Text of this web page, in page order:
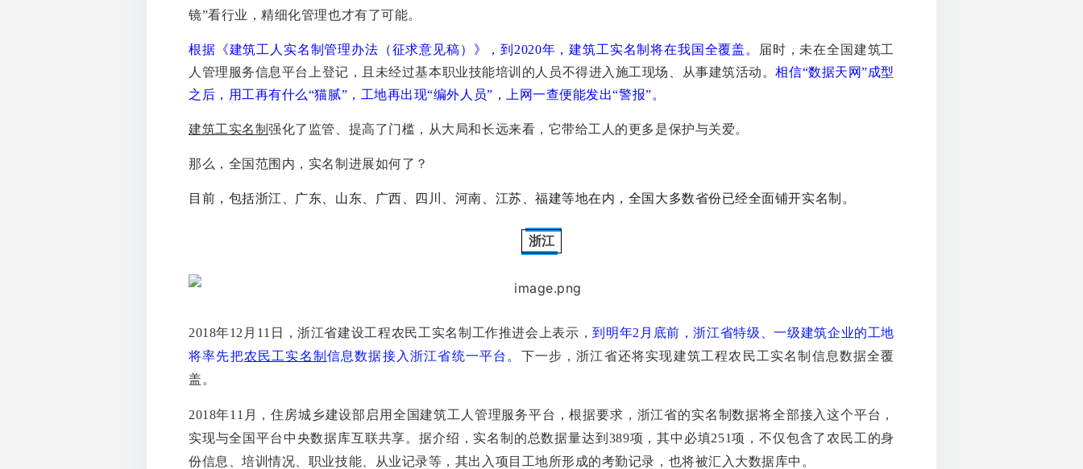
镜”看行业，精细化管理也才有了可能。
根据 《建筑工人实名制管理办法（征求意见稿）》，到2020年，建筑工实名制将在我国全覆盖。
届时，未在全国建筑工
人管理服务信息平台上登记，且未经过基本职业技能培训的人员不得进入施工现场、从事建筑活动。相信“数据天网”成型
之后，用工再有什么“猫腻”，工地再出现“编外人员”，上网一查便能发出“警报”。
建筑工实名制强化了监管、提高了门槛，从大局和长远来看，它带给工人的更多是保护与关爱。
那么，全国范围内，实名制进展如何了？
目前，包括浙江、广东、山东、广西、四川、河南、江苏、福建等地在内，全国大多数省份已经全面铺开实名制。
浙江
2018年12月11日，浙江省建设工程农民工实名制工作推进会上表示，到明年2月底前，浙江省特级、一级建筑企业的工地
将率先把农民工实名制 信息数据接入浙江省统一平台。 下一步，浙江省还将实现建筑工程农民工实名制信息数据全覆
盖。
2018年11月，住房城乡建设部启用全国建筑工人管理服务平台，根据要求，浙江省的实名制数据将全部接入这个平台，
实现与全国平台中央数据库互联共享。据介绍，实名制的总数据量达到389项，其中必填251项，不仅包含了农民工的身
份信息、培训情况、职业技能、从业记录等，其出入项目工地所形成的考勤记录，也将被汇入大数据库中。